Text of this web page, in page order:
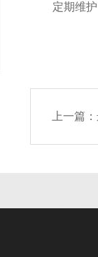
定期维护：
上一篇：